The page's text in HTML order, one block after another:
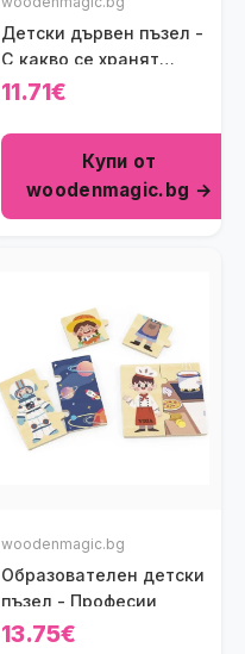
Детски дървен пъзел -
С какво се хранят
животните
11.71€
Купи от
woodenmagic.bg →
woodenmagic.bg
Образователен детски
пъзел - Професии
13.75€